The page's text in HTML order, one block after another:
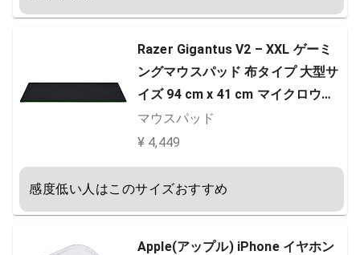
Razer Gigantus V2 – XXL ゲーミ
ングマウスパッド 布タイプ 大型サ
イズ 94 cm x 41 cm マイクロウェ
ーブクロス 【日本正規代理店保証
品】 RZ02-03330400-R3M1
マウスパッド
¥ 4,449
感度低い人はこのサイズおすすめ
Apple(アップル) iPhone イヤホン